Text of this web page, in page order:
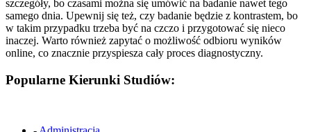
szczegóły, bo czasami można się umówić na badanie nawet tego
samego dnia. Upewnij się też, czy badanie będzie z kontrastem, bo
w takim przypadku trzeba być na czczo i przygotować się nieco
inaczej. Warto również zapytać o możliwość odbioru wyników
online, co znacznie przyspiesza cały proces diagnostyczny.
Popularne Kierunki Studiów: